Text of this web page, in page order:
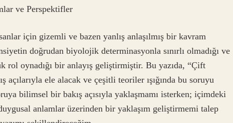
ve Perspektifler
için gizemli ve bazen yanlış anlaşılmış bir kavram
doğrudan biyolojik determinasyonla sınırlı olmadığı ve
oynadığı bir anlayış geliştirmiştir. Bu yazıda, “Çift
açılarıyla ele alacak ve çeşitli teoriler ışığında bu soruyu
bilimsel bir bakış açısıyla yaklaşmamı isterken; içimdeki
anlamlar üzerinden bir yaklaşım geliştirmemi talep